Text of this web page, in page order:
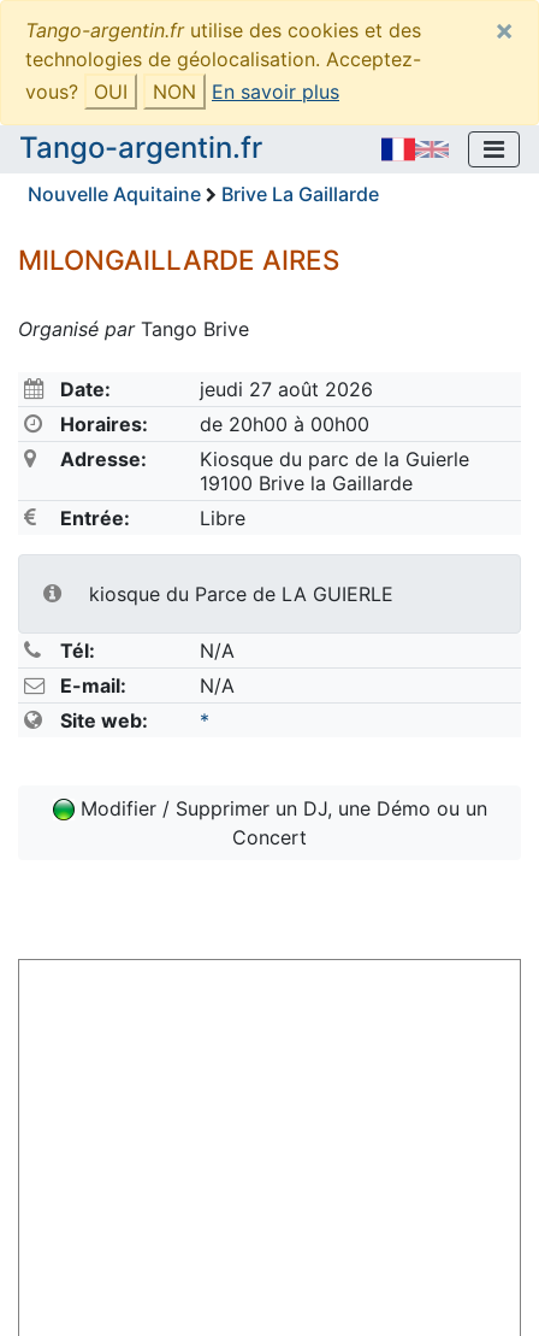
Tango-argentin.frutilise des cookies et des
technologies de géolocalisation. Acceptez-
vous?
OUI NON En savoir plus
×
Tango-argentin.fr
Nouvelle Aquitaine Brive La Gaillarde
MILONGAILLARDE AIRES
Organisé parTango Brive
Date:
jeudi 27 août 2026
Horaires:
de 20h00 à 00h00
Adresse:
Kiosque du parc de la Guierle
19100 Brive la Gaillarde
Entrée:
Libre
kiosque du Parce de LA GUIERLE
Tél:
N/A
E-mail:
N/A
Site web:
*
Modifier / Supprimer un DJ, une Démo ou un
Concert